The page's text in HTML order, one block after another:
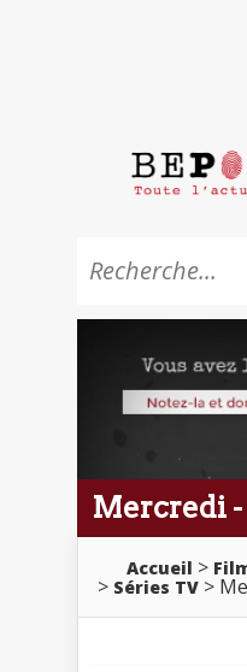
Mercredi
Accueil
Séries TV